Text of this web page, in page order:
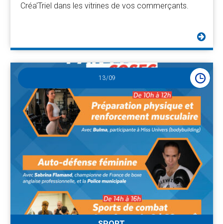
Créa'Triel dans les vitrines de vos commerçants.
13/09